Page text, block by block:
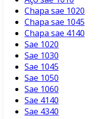
Chapa sae 1020
Chapa sae 1045
Chapa sae 4140
Sae 1020
Sae 1030
Sae 1045
Sae 1050
Sae 1060
Sae 4140
Sae 4340